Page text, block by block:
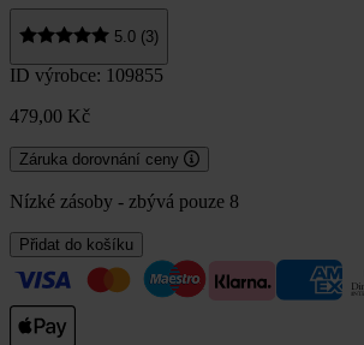
5.0 (3)
ID výrobce: 109855
479,00 Kč
Záruka dorovnání ceny
Nízké zásoby - zbývá pouze 8
Přidat do košíku